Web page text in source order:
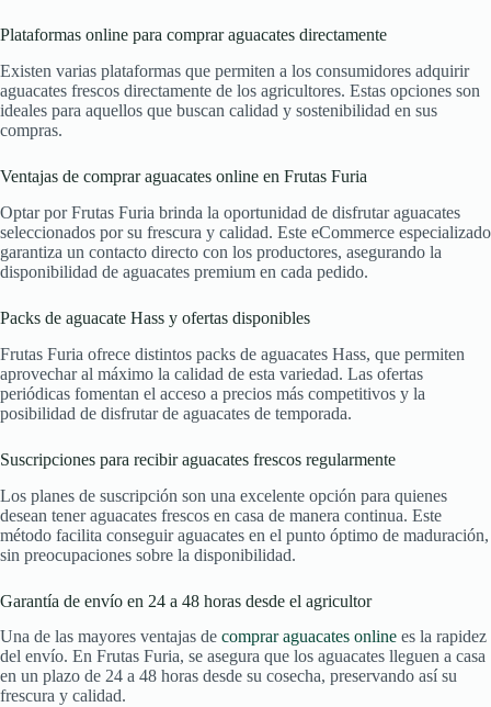
Plataformas online para comprar aguacates directamente
Existen varias plataformas que permiten a los consumidores adquirir
aguacates frescos directamente de los agricultores. Estas opciones son
ideales para aquellos que buscan calidad y sostenibilidad en sus
compras.
Ventajas de comprar aguacates online en Frutas Furia
Optar por Frutas Furia brinda la oportunidad de disfrutar aguacates
seleccionados por su frescura y calidad. Este eCommerce especializado
garantiza un contacto directo con los productores, asegurando la
disponibilidad de aguacates premium en cada pedido.
Packs de aguacate Hass y ofertas disponibles
Frutas Furia ofrece distintos packs de aguacates Hass, que permiten
aprovechar al máximo la calidad de esta variedad. Las ofertas
periódicas fomentan el acceso a precios más competitivos y la
posibilidad de disfrutar de aguacates de temporada.
Suscripciones para recibir aguacates frescos regularmente
Los planes de suscripción son una excelente opción para quienes
desean tener aguacates frescos en casa de manera continua. Este
método facilita conseguir aguacates en el punto óptimo de maduración,
sin preocupaciones sobre la disponibilidad.
Garantía de envío en 24 a 48 horas desde el agricultor
Una de las mayores ventajas de comprar aguacates online es la rapidez
del envío. En Frutas Furia, se asegura que los aguacates lleguen a casa
en un plazo de 24 a 48 horas desde su cosecha, preservando así su
frescura y calidad.